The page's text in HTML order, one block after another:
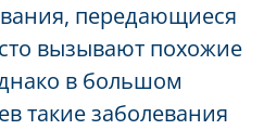
передающиеся
вызывают похожие
в большом
такие заболевания